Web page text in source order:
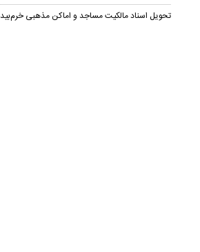
تحویل اسناد مالکیت مساجد و اماکن مذهبی خرم‌بید